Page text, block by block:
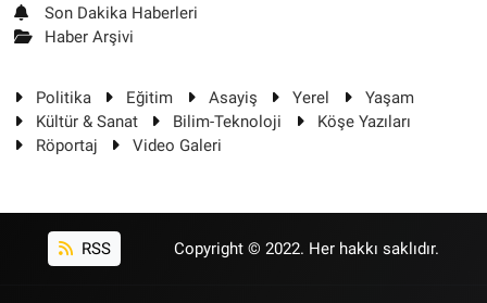
Son Dakika Haberleri
Haber Arşivi
Politika Eğitim Asayiş Yerel
Yaşam
Kültür & Sanat
Bilim-Teknoloji
Köşe Yazıları
Röportaj
Video Galeri
RSS Copyright © 2022. Her hakkı saklıdır.